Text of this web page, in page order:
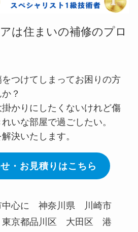
は住まいの補修のプロ
つけてしまってお困りの方
？
かりにしたくないけれど傷
いな部屋で過ごしたい。
決いたします。
・お見積りはこちら
中心に 神奈川県 川崎市
京都品川区 大田区 港